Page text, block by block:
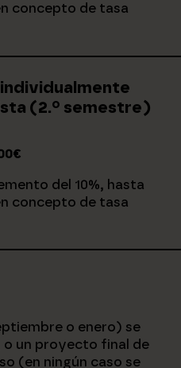
concepto de tasa
(2.º semestre)
€
del 10%, hasta
concepto de tasa
o enero) se
o un proyecto final de
(en ningún caso se